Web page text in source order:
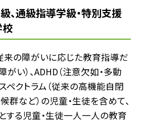
、通級指導学級・特別支援
校
来の障がいに応じた教育指導だ
がい）、ADHD（注意欠如・多動
ペクトラム（従来の高機能自閉
群など）の児童・生徒を含めて、
する児童・生徒一人一人の教育